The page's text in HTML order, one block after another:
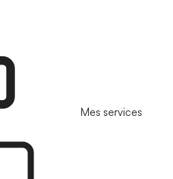
Mes services